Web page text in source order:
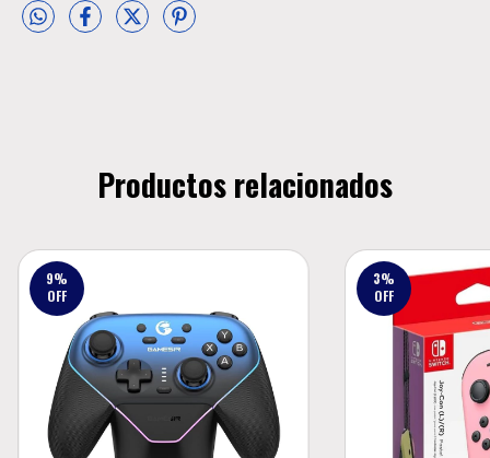
Productos relacionados
9%
OFF
3%
OFF